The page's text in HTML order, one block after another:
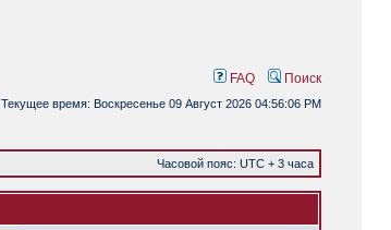
FAQ Поиск
Текущее время: Воскресенье 09 Август 2026 04:56:06 PM
Часовой пояс: UTC + 3 часа